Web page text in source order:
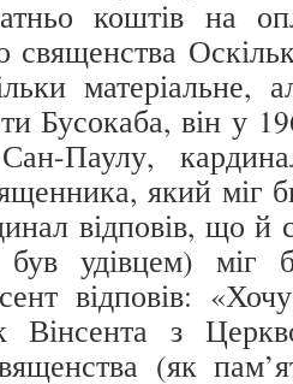
коштів на
матеріальне,
Бусокаба, він у
Паулу,
який міг
відповів, що й
удівцем) міг
відповів:
Вінсента з
(як